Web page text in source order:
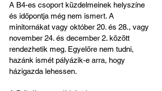
A B4-es csoport küzdelmeinek helyszíne
és időpontja még nem ismert. A
minitornákat vagy október 20. és 28., vagy
november 24. és december 2. között
rendezhetik meg. Egyelőre nem tudni,
hazánk ismét pályázik-e arra, hogy
házigazda lehessen.